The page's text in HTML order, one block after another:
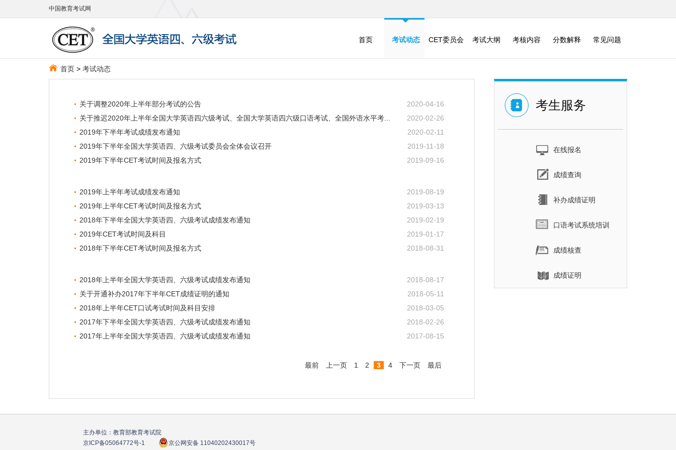
中国教育考试网
首页 考试动态 CET委员会 考试大纲 考核内容 分数解释 常见问题
首页 > 考试动态
关于调整2020年上半年部分考试的公告
2020-04-16
关于推迟2020年上半年全国大学英语四六级考试、全国大学英语四六级口语考试、全国外语水平考...
2020-02-26
2019年下半年考试成绩发布通知
2020-02-11
2019年下半年全国大学英语四、六级考试委员会全体会议召开
2019-11-18
2019年下半年CET考试时间及报名方式
2019-09-16
2019年上半年考试成绩发布通知
2019-08-19
2019年上半年CET考试时间及报名方式
2019-03-13
2018年下半年全国大学英语四、六级考试成绩发布通知
2019-02-19
2019年CET考试时间及科目
2019-01-17
2018年下半年CET考试时间及报名方式
2018-08-31
2018年上半年全国大学英语四、六级考试成绩发布通知
2018-08-17
关于开通补办2017年下半年CET成绩证明的通知
2018-05-11
2018年上半年CET口试考试时间及科目安排
2018-03-05
2017年下半年全国大学英语四、六级考试成绩发布通知
2018-02-26
2017年上半年全国大学英语四、六级考试成绩发布通知
2017-08-15
最前 上一页 1 2 3 4 下一页 最后
考生服务
在线报名
成绩查询
补办成绩证明
口语考试系统培训
成绩核查
成绩证明
主办单位：教育部教育考试院
京ICP备05064772号-1 京公网安备 11040202430017号